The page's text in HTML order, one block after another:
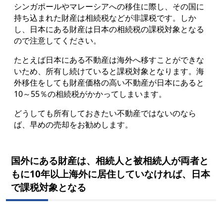
シンガポールやマレーシアへの移住に際し、その国に
持ち込まれた財産は相続税などが非課税です。しか
し、日本にある財産は日本の相続税の課税対象となる
ので注意してください。
たとえば日本にある不動産は海外へ移すことができな
いため、所有し続けていると課税対象となります。海
外移住をしても財産価格の高い不動産が日本にあると
10～55％の相続税がかかってしまいます。
どうしても所有しておきたい不動産ではないのなら
ば、早めの売却をお勧めします。
国外にある財産は、相続人と被相続人が両者と
もに10年以上海外に居住していなければ、日本
で課税対象となる